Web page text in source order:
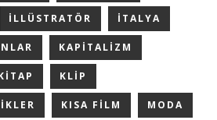
ILLÜSTRATÖR ITALYA
KAPITALIZM
KLIP
KISA FILM MODA